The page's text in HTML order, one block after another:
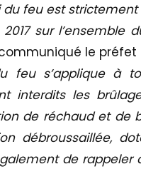
du feu est
sur l’ensemble
le préfet
feu s’applique à
interdits les
de réchaud et de
débroussaillée,
de rappeler